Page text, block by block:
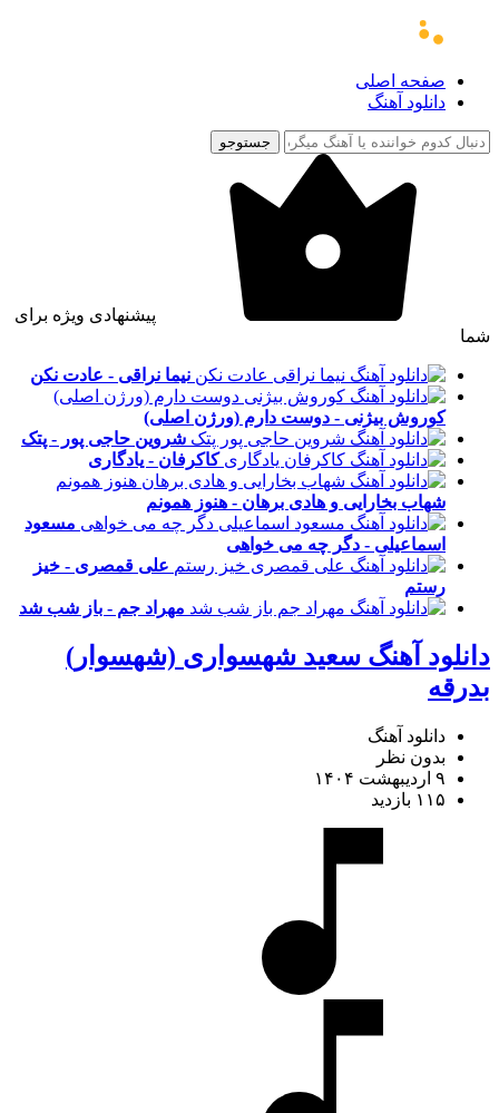
صفحه اصلی
دانلود آهنگ
جستوجو
پیشنهادی ویژه برای
شما
نیما نراقی - عادت نکن
کوروش بیژنی - دوست دارم (ورژن اصلی)
شروین حاجی پور - پتک
کاکرفان - یادگاری
شهاب بخارایی و هادی برهان - هنوز همونم
مسعود
اسماعیلی - دگر چه می خواهی
علی قمصری - خیز
رستم
مهراد جم - باز شب شد
دانلود آهنگ سعید شهسواری (شهسوار)
بدرقه
دانلود آهنگ
بدون نظر
۹ اردیبهشت ۱۴۰۴
۱۱۵ بازدید